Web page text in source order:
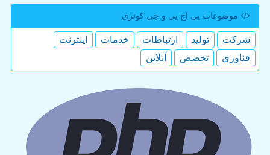
موضوعات پی اچ پی و جی كوئری
شركت تولید ارتباطات خدمات
اینترنت
فناوری
تخصص آنلاین